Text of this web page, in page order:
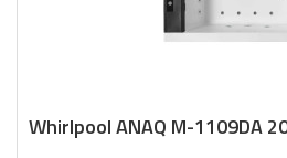
Whirlpool ANAQ M-1109DA